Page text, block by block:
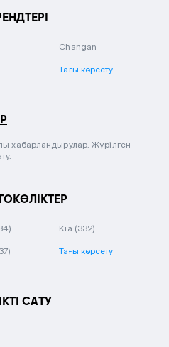
Changan
Тағы көрсету
хабарландырулар. Жүрілген
Kia (332)
Тағы көрсету
САТУ